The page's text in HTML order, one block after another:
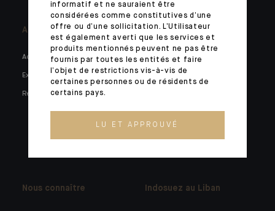
A la Une
Actualités
Expertises
Réseaux sociaux
Vous accompagner
Marchés privés
Familles et entrepreneurs
Institutionnels et corporates
Nous connaître Indosuez au Liban
informatif et ne sauraient être
considérées comme constitutives d’une
offre ou d’une sollicitation. L’Utilisateur
est également averti que les services et
produits mentionnés peuvent ne pas être
fournis par toutes les entités et faire
l’objet de restrictions vis-à-vis de
certaines personnes ou de résidents de
certains pays.
LU ET APPROUVÉ